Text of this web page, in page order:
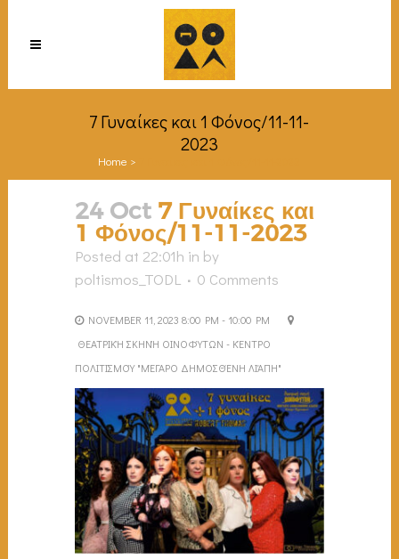
7 Γυναίκες και 1 Φόνος/11-11-
2023
Home >
24 Oct 7 Γυναίκες και
1 Φόνος/11-11-2023
Posted at 22:01h in by
poltismos_TODL
0 Comments
NOVEMBER 11, 2023 8:00 PM - 10:00 PM
ΘΕΑΤΡΙΚΉ ΣΚΗΝΉ ΟΙΝΟΦΎΤΩΝ - ΚΈΝΤΡΟ
ΠΟΛΙΤΙΣΜΟΎ "ΜΈΓΑΡΟ ΔΗΜΟΣΘΈΝΗ ΛΙΆΠΗ"